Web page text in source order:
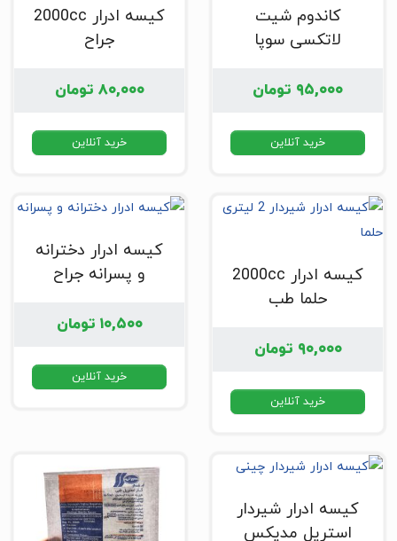
کاندوم شیت
لاتکسی سوپا
۹۵,۰۰۰ تومان
خرید آنلاین
کیسه ادرار 2000cc
جراح
۸۰,۰۰۰ تومان
خرید آنلاین
کیسه ادرار 2000cc
حلما طب
۹۰,۰۰۰ تومان
خرید آنلاین
کیسه ادرار دخترانه
و پسرانه جراح
۱۰,۵۰۰ تومان
خرید آنلاین
کیسه ادرار شیردار
استریل مدیکس